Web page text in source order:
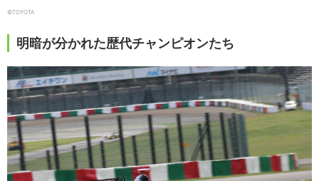
©︎TOYOTA
明暗が分かれた歴代チャンピオンたち